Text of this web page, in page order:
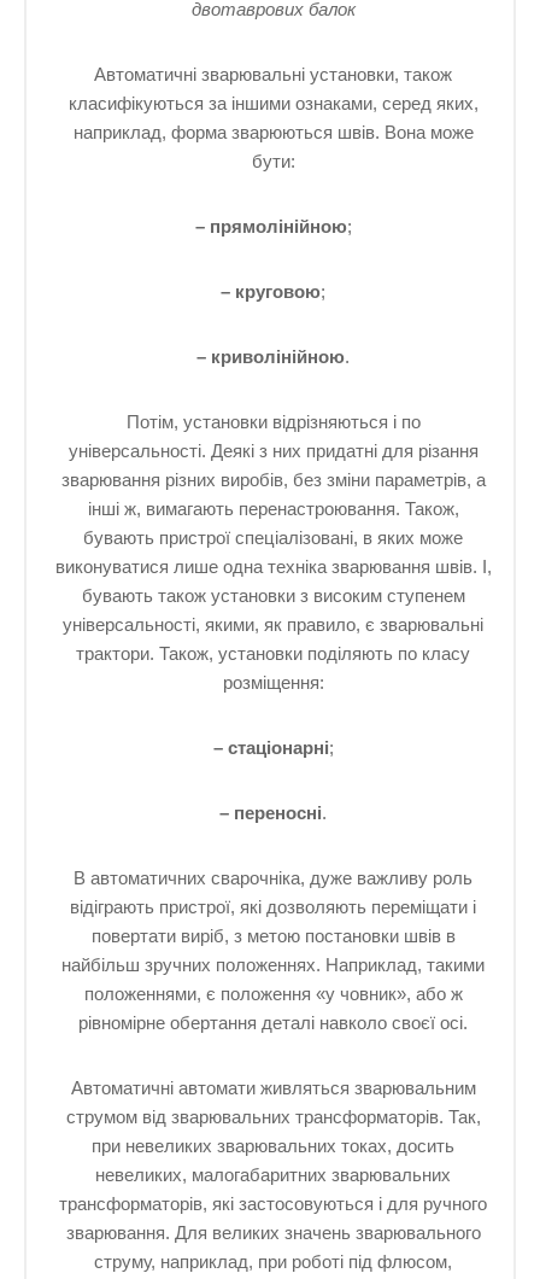
двотаврових балок
Автоматичні зварювальні установки, також
класифікуються за іншими ознаками, серед яких,
наприклад, форма зварюються швів. Вона може
бути:
– прямолінійною;
– круговою;
– криволінійною.
Потім, установки відрізняються і по
універсальності. Деякі з них придатні для різання
зварювання різних виробів, без зміни параметрів, а
інші ж, вимагають перенастроювання. Також,
бувають пристрої спеціалізовані, в яких може
виконуватися лише одна техніка зварювання швів. І,
бувають також установки з високим ступенем
універсальності, якими, як правило, є зварювальні
трактори. Також, установки поділяють по класу
розміщення:
– стаціонарні;
– переносні.
В автоматичних сварочніка, дуже важливу роль
відіграють пристрої, які дозволяють переміщати і
повертати виріб, з метою постановки швів в
найбільш зручних положеннях. Наприклад, такими
положеннями, є положення «у човник», або ж
рівномірне обертання деталі навколо своєї осі.
Автоматичні автомати живляться зварювальним
струмом від зварювальних трансформаторів. Так,
при невеликих зварювальних токах, досить
невеликих, малогабаритних зварювальних
трансформаторів, які застосовуються і для ручного
зварювання. Для великих значень зварювального
струму, наприклад, при роботі під флюсом,